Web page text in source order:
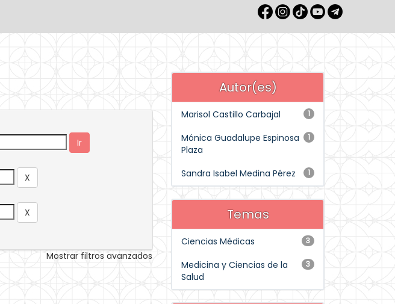
Mostrar filtros avanzados
Autor(es)
1
Marisol Castillo Carbajal
1
Mónica Guadalupe Espinosa
Plaza
1
Sandra Isabel Medina Pérez
Temas
3
Ciencias Médicas
3
Medicina y Ciencias de la
Salud